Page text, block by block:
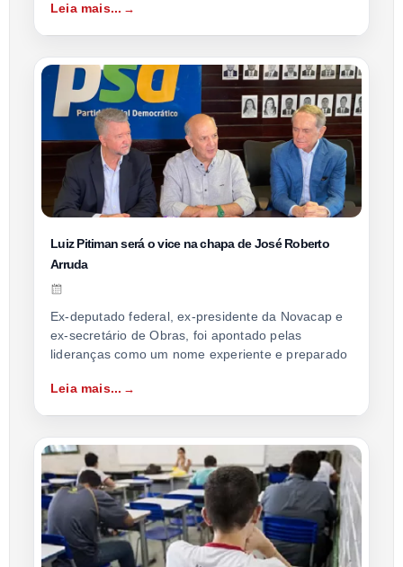
Leia mais...
Luiz Pitiman será o vice na chapa de José Roberto
Arruda
Ex-deputado federal, ex-presidente da Novacap e
ex-secretário de Obras, foi apontado pelas
lideranças como um nome experiente e preparado
Leia mais...